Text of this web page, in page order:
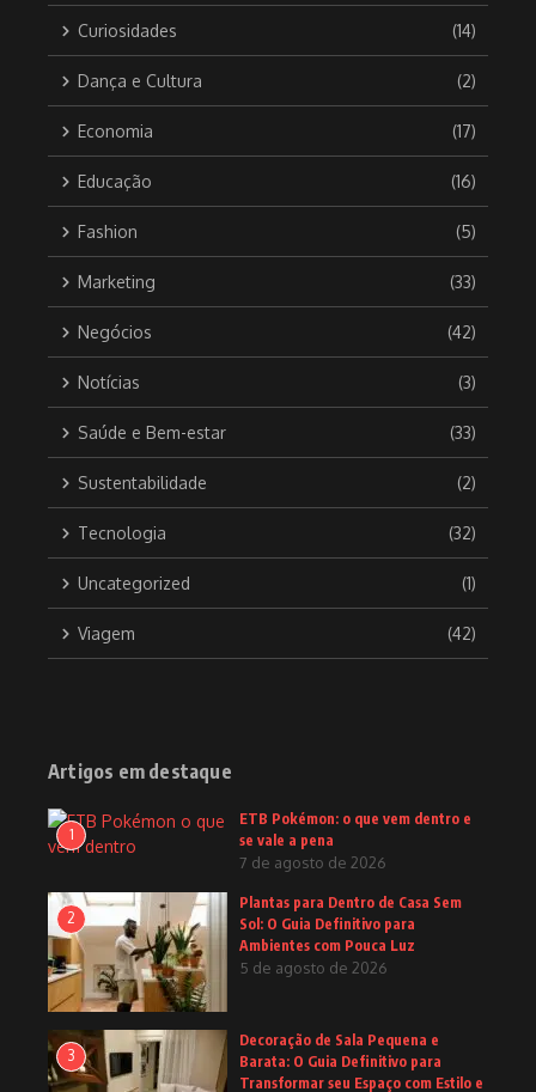
Curiosidades (14)
Dança e Cultura (2)
Economia (17)
Educação (16)
Fashion (5)
Marketing (33)
Negócios (42)
Notícias (3)
Saúde e Bem-estar (33)
Sustentabilidade (2)
Tecnologia (32)
Uncategorized (1)
Viagem (42)
Artigos em destaque
1
ETB Pokémon: o que vem dentro e
se vale a pena
7 de agosto de 2026
2
Plantas para Dentro de Casa Sem
Sol: O Guia Definitivo para
Ambientes com Pouca Luz
5 de agosto de 2026
3
Decoração de Sala Pequena e
Barata: O Guia Definitivo para
Transformar seu Espaço com Estilo e